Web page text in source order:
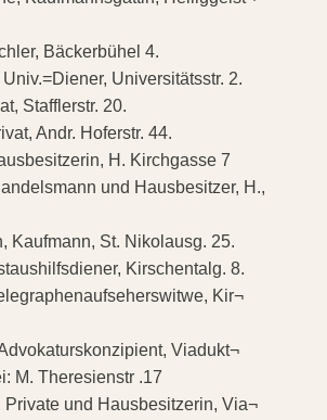
Bäckerbühel 4.
Universitätsstr. 2.
Stafflerstr. 20.
Andr. Hoferstr. 44.
H. Kirchgasse 7
und Hausbesitzer, H.,
Kaufmann, St. Nikolausg. 25.
Kirschentalg. 8.
Kir¬
Viadukt¬
M. Theresienstr .17
Private und Hausbesitzerin, Via¬